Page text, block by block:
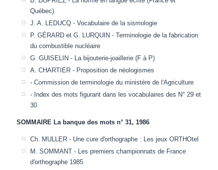
Québec)
J. A. LEDUCQ - Vocabulaire de la sismologie
P. GÉRARD et G. LURQUIN - Terminologie de la fabrication
du combustible nucléaire
G. GUISELIN - La bijouterie-joaillerie (F à P)
A. CHARTIER - Proposition de néologismes
- Commission de terminologie du ministère de l'Agriculture
- Index des mots figurant dans les vocabulaires des N° 29 et
30
SOMMAIRE La banque des mots n° 31, 1986
Ch. MULLER - Une cure d'orthographe : Les jeux ORTHOtel
M. SOMMANT - Les premiers championnats de France
d'orthographe 1985